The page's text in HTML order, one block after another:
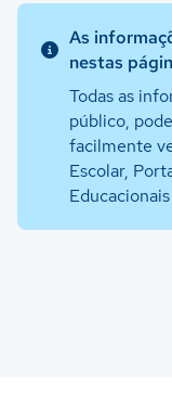
As
nestas
Todas as
público,
facilmente
Escolar,